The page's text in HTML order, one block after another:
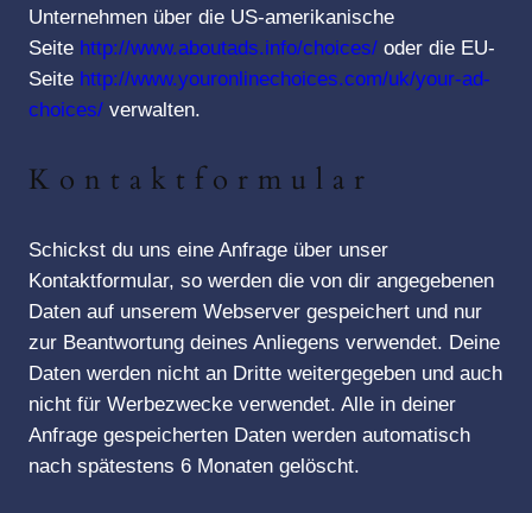
Unternehmen über die US-amerikanische
Seite http://www.aboutads.info/choices/ oder die EU-
Seite http://www.youronlinechoices.com/uk/your-ad-
choices/ verwalten.
Kontaktformular
Schickst du uns eine Anfrage über unser
Kontaktformular, so werden die von dir angegebenen
Daten auf unserem Webserver gespeichert und nur
zur Beantwortung deines Anliegens verwendet. Deine
Daten werden nicht an Dritte weitergegeben und auch
nicht für Werbezwecke verwendet. Alle in deiner
Anfrage gespeicherten Daten werden automatisch
nach spätestens 6 Monaten gelöscht.